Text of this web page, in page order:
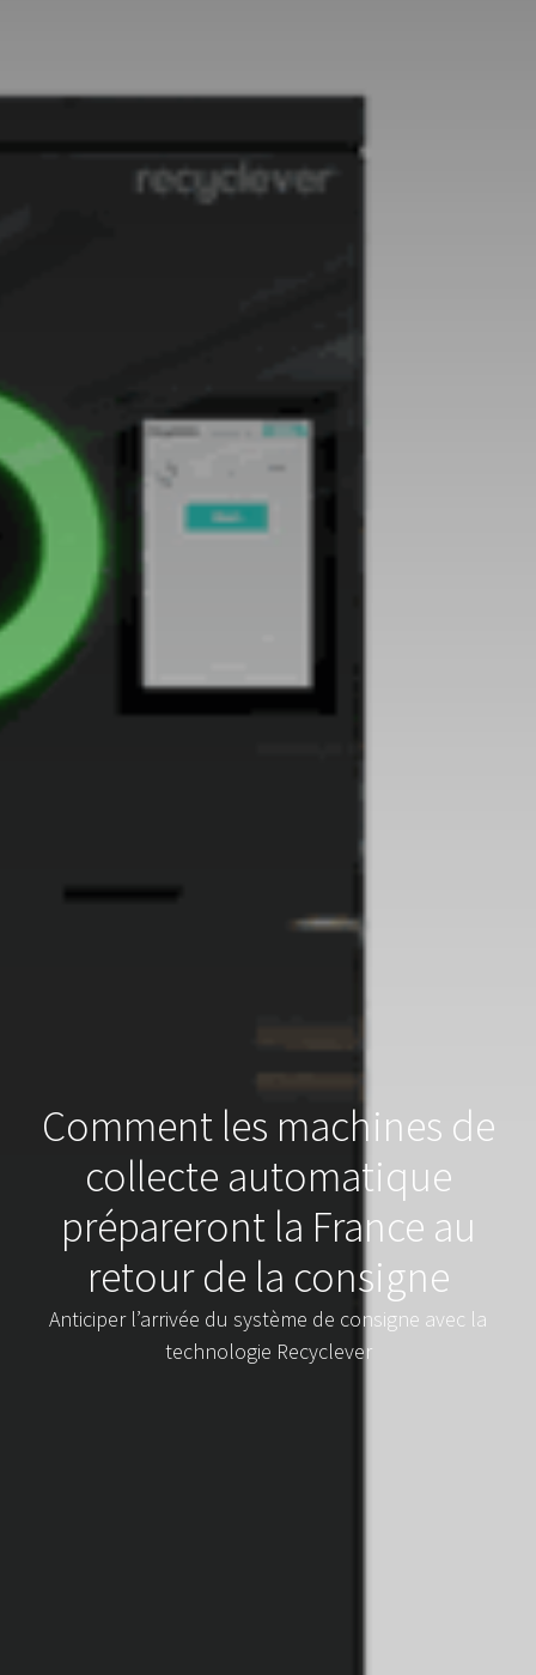
Comment les machines de
collecte automatique
prépareront la France au
retour de la consigne
Anticiper l’arrivée du système de consigne avec la
technologie Recyclever